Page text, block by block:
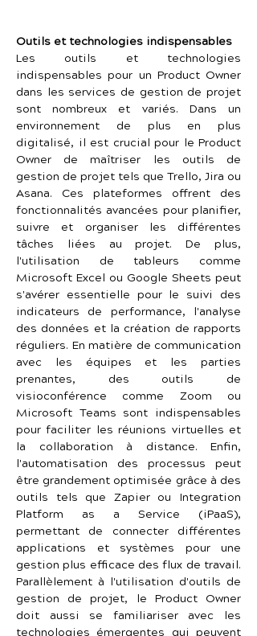
Outils et technologies indispensables
Les outils et technologies
indispensables pour un Product Owner
dans les services de gestion de projet
sont nombreux et variés. Dans un
environnement de plus en plus
digitalisé, il est crucial pour le Product
Owner de maîtriser les outils de
gestion de projet tels que Trello, Jira ou
Asana. Ces plateformes offrent des
fonctionnalités avancées pour planifier,
suivre et organiser les différentes
tâches liées au projet. De plus,
l'utilisation de tableurs comme
Microsoft Excel ou Google Sheets peut
s'avérer essentielle pour le suivi des
indicateurs de performance, l'analyse
des données et la création de rapports
réguliers. En matière de communication
avec les équipes et les parties
prenantes, des outils de
visioconférence comme Zoom ou
Microsoft Teams sont indispensables
pour faciliter les réunions virtuelles et
la collaboration à distance. Enfin,
l'automatisation des processus peut
être grandement optimisée grâce à des
outils tels que Zapier ou Integration
Platform as a Service (iPaaS),
permettant de connecter différentes
applications et systèmes pour une
gestion plus efficace des flux de travail.
Parallèlement à l'utilisation d'outils de
gestion de projet, le Product Owner
doit aussi se familiariser avec les
technologies émergentes qui peuvent